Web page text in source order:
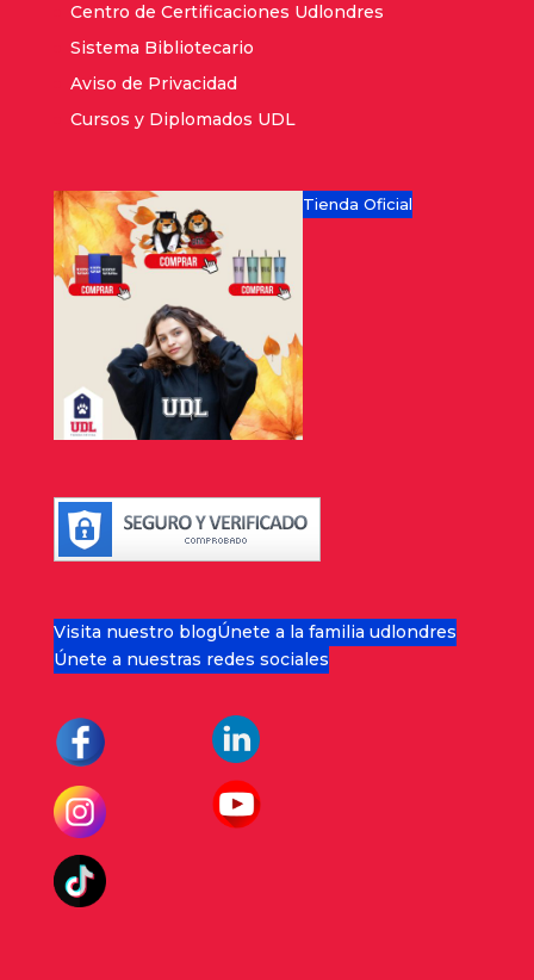
Centro de Certificaciones Udlondres
Sistema Bibliotecario
Aviso de Privacidad
Cursos y Diplomados UDL
Tienda Oficial
Visita nuestro blogÚnete a la familia udlondres
Únete a nuestras redes sociales